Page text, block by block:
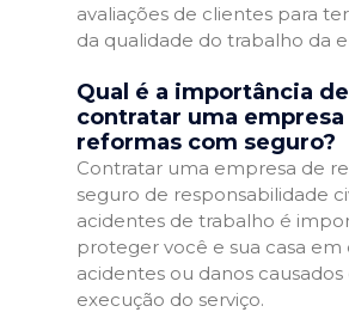
avaliações de clientes para
da qualidade do trabalho da
Qual é a importância de
contratar uma empresa
reformas com seguro?
Contratar uma empresa de
seguro de responsabilidade
acidentes de trabalho é
proteger você e sua casa em
acidentes ou danos
execução do serviço.